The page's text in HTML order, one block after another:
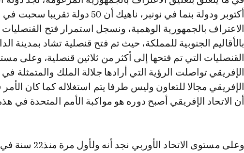
أكتوبر ودولة بنما في نونبر، ناهيك أن 50
بالأقاليم الجنوبية للمملكة، حيث تم فتح قنصلية تشاد بمدينة
القنصليات التي تم فتحها إلى أكثر من ثلاثين قنصلية، وعلى
الإفريقي تواصلت الرؤية التي أرادها جلالة الملك والمتمثلة في
الإفريقي مجالا للتعاون وليس طرفا يتم استغلاله كما كان
أن الاتحاد الإفريقي أصبح دوره هو مواكبة الأمم المتحدة في
وعلى مستوى الاتحاد